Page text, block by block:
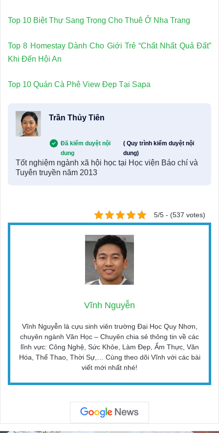
Top 10 Biệt Thự Sang Trọng Cho Thuê Ở Nha Trang
Top 8 Homestay Dành Cho Giới Trẻ “Chất Nhất Quả Đất”
Khi Đến Hội An
Top 10 Quán Cà Phê View Đẹp Tại Sapa
Trần Thủy Tiên
Đã kiểm duyệt nội
dung
( Quy trình kiểm duyệt nội
dung)
Tốt nghiệm ngành xã hội học tại Học viện Báo chí và
Tuyên truyền năm 2013
5/5 - (537 votes)
Vĩnh Nguyễn
Vĩnh Nguyễn là cựu sinh viên trường Đại Học Quy Nhơn,
chuyên ngành Văn Học – Chuyên chia sẻ thông tin về các
lĩnh vực: Công Nghệ, Sức Khỏe, Làm Đẹp, Ẩm Thực, Văn
Hóa, Thể Thao, Thời Sự,… Cùng theo dõi Vĩnh với các bài
viết mới nhất nhé!